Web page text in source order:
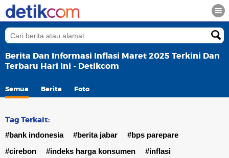
Berita Dan Informasi Inflasi Maret 2025 Terkini Dan
Terbaru Hari Ini - Detikcom
Semua Berita Foto
Tag Terkait:
#bank indonesia #berita jabar
#bps parepare
#cirebon
#indeks harga konsumen #inflasi